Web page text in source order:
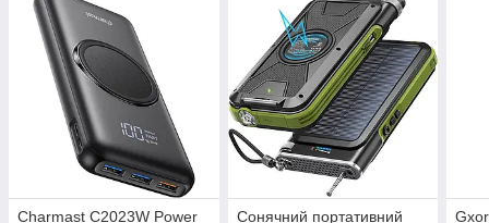
Charmast C2023W Power
Сонячний портативний